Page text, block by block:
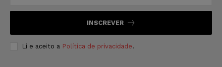
INSCREVER
Li e aceito a Política de privacidade.